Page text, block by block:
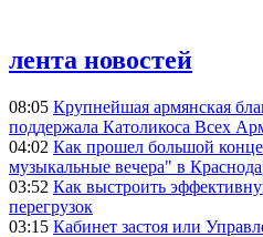
лента новостей
08:05 Крупнейшая армянская
поддержала Католикоса Всех
04:02 Как прошел большой
музыкальные вечера" в
03:52 Как выстроить
перегрузок
03:15 Кабинет застоя или